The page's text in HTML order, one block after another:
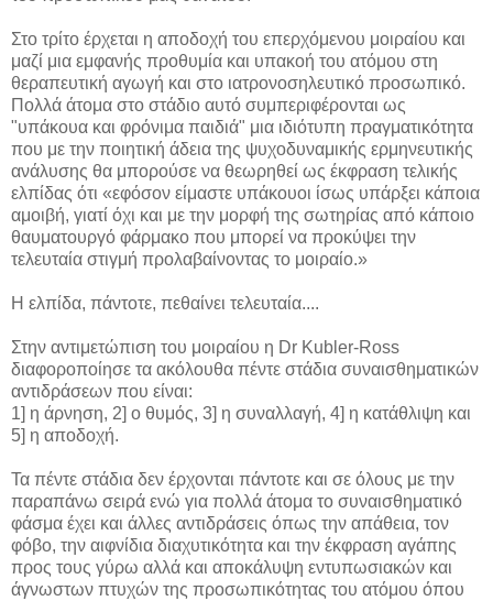
Στο τρίτο έρχεται η αποδοχή του επερχόμενου μοιραίου και
μαζί μια εμφανής προθυμία και υπακοή του ατόμου στη
θεραπευτική αγωγή και στο ιατρονοσηλευτικό προσωπικό.
Πολλά άτομα στο στάδιο αυτό συμπεριφέρονται ως
"υπάκουα και φρόνιμα παιδιά" μια ιδιότυπη πραγματικότητα
που με την ποιητική άδεια της ψυχοδυναμικής ερμηνευτικής
ανάλυσης θα μπορούσε να θεωρηθεί ως έκφραση τελικής
ελπίδας ότι «εφόσον είμαστε υπάκουοι ίσως υπάρξει κάποια
αμοιβή, γιατί όχι και με την μορφή της σωτηρίας από κάποιο
θαυματουργό φάρμακο που μπορεί να προκύψει την
τελευταία στιγμή προλαβαίνοντας το μοιραίο.»
Η ελπίδα, πάντοτε, πεθαίνει τελευταία....
Στην αντιμετώπιση του μοιραίου η Dr Kubler-Ross
διαφοροποίησε τα ακόλουθα πέντε στάδια συναισθηματικών
αντιδράσεων που είναι:
1] η άρνηση, 2] ο θυμός, 3] η συναλλαγή, 4] η κατάθλιψη και
5] η αποδοχή.
Τα πέντε στάδια δεν έρχονται πάντοτε και σε όλους με την
παραπάνω σειρά ενώ για πολλά άτομα το συναισθηματικό
φάσμα έχει και άλλες αντιδράσεις όπως την απάθεια, τον
φόβο, την αιφνίδια διαχυτικότητα και την έκφραση αγάπης
προς τους γύρω αλλά και αποκάλυψη εντυπωσιακών και
άγνωστων πτυχών της προσωπικότητας του ατόμου όπου